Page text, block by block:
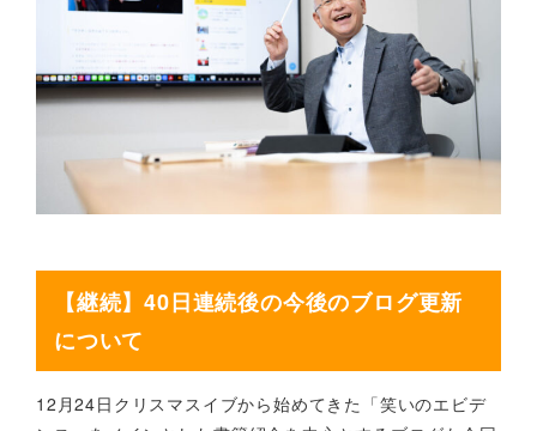
【継続】40日連続後の今後のブログ更新
について
12月24日クリスマスイブから始めてきた「笑いのエビデ